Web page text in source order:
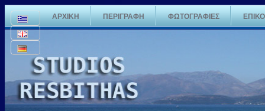
ΑΡΧΙΚΗ ΠΕΡΙΓΡΑΦΗ ΦΩΤΟΓΡΑΦΙΕΣ